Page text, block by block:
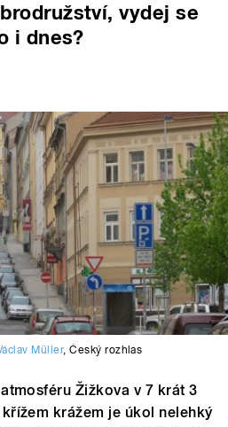
vydej se
i dnes?
Müller,Český rozhlas
Žižkova v 7 krát 3
krážem je úkol nelehký